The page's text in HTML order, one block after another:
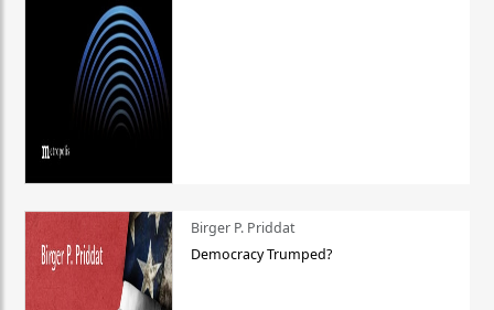
Birger P. Priddat
Democracy Trumped?